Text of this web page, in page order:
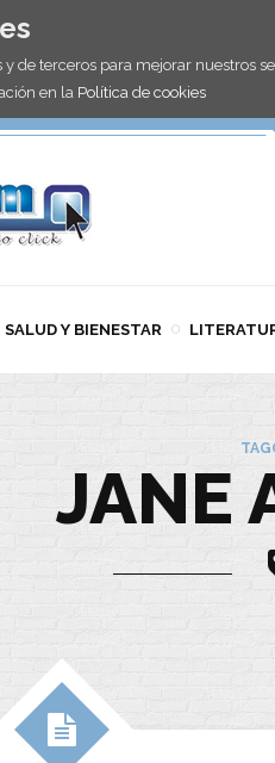
de terceros para mejorar nuestros
en la Política de cookies
SALUD Y BIENESTAR
JANE